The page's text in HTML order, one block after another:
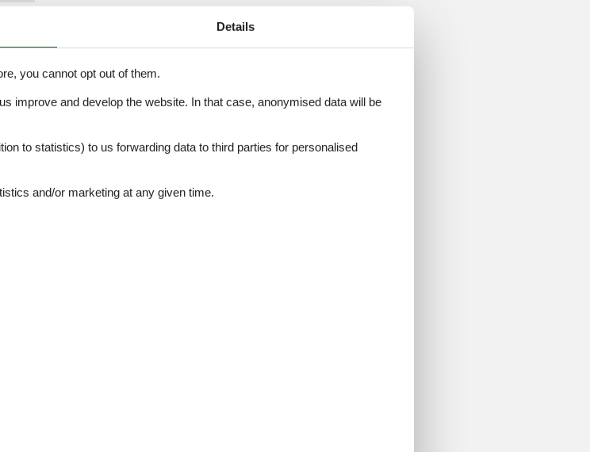
4,8
5,0
2025
neu
Details
you cannot opt out of them.
improve and develop the website. In that case, anonymised data will be
to statistics) to us forwarding data to third parties for personalised
and/or marketing at any given time.